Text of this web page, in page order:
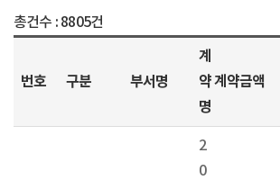
총건수 : 8805건
번호 구분 부서명
계
약
명
계약금액
2
0